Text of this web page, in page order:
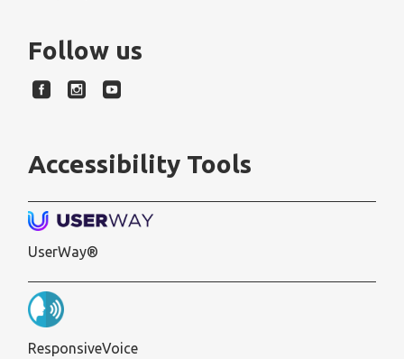
Follow us
Accessibility Tools
UserWay®
ResponsiveVoice